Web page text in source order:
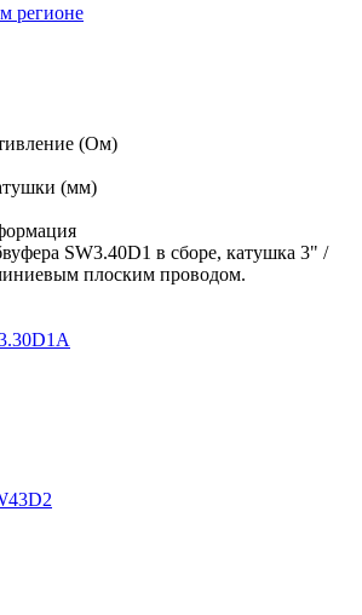
регионе
(Ом)
(мм)
SW3.40D1 в сборе, катушка 3" /
плоским проводом.